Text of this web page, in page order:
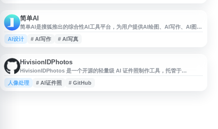
简单AI
简单AI是搜狐推出的综合性AI工具平台，为用户提供AI绘图、AI写作、AI图片
处理等多种智能服务。平台涵盖电商图制作、logo设计、证件照生成、智能抠
图、图片高清修复、一键去水印、背景替换等实用功能，支持AI换衣、AI写
AI设计 # AI写作 # AI写真
HivisionIDPhotos
HivisionIDPhotos 是一个开源的轻量级 AI 证件照制作工具，托管于
GitHub。项目提供证件照相关的图像处理能力，适用于人像抠图、背景处
理、尺寸裁剪等证件照生成场景。其特点是轻量、高效，适合开发者学习、二
人像处理 # AI证件照 # GitHub